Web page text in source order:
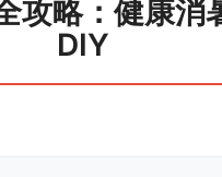
攻略：健康消
DIY